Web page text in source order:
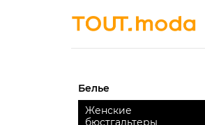
Белье
Женские
бюстгальтеры